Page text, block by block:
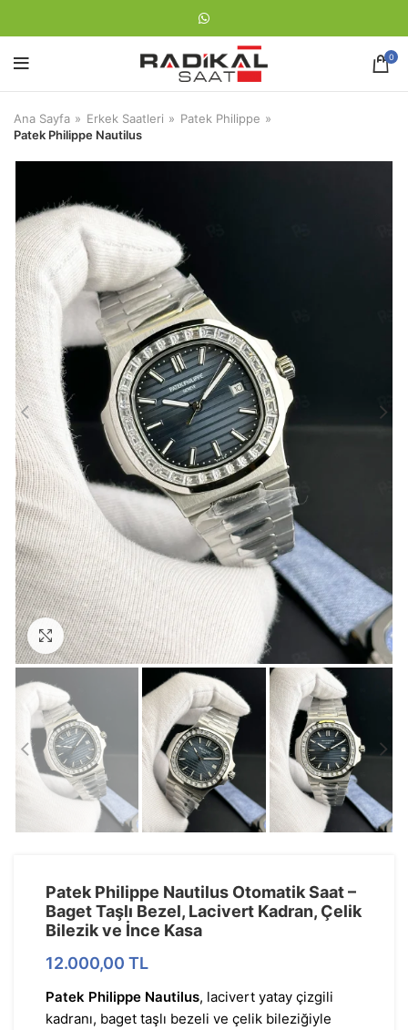
0
Ana Sayfa Erkek Saatleri
Patek Philippe
Patek Philippe Nautilus
Görseli Büyütün
Patek Philippe Nautilus Otomatik Saat –
Baget Taşlı Bezel, Lacivert Kadran, Çelik
Bilezik ve İnce Kasa
12.000,00 TL
Patek Philippe Nautilus, lacivert yatay çizgili
kadranı, baget taşlı bezeli ve çelik bileziğiyle